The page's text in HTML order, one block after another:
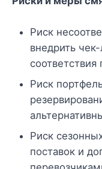
Риск
внедрить
Риск
Риск
поставок и